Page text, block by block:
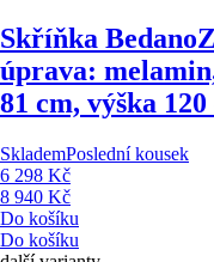
Skříňka Bedano
úprava:
81 cm, výška
SklademPoslední kousek
6 298 Kč
8 940 Kč
Do košíku
Do košíku